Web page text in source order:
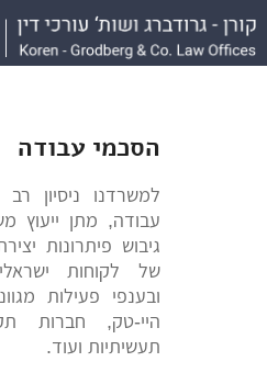
הסכמי עבודה
למשרדנו ניסיון
עבודה, מתן ייעוץ
גיבוש פיתרונות
של לקוחות
ובענפי פעילות
היי-טק, חברות
תעשיתיות ועוד.